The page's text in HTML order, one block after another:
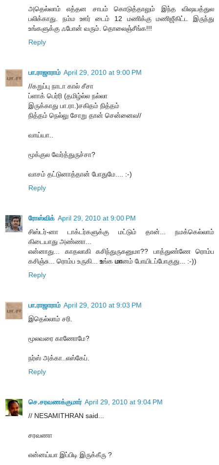
அதெல்லாம் எத்தன சாபம் கொடுத்தாலும் இந்த விஷயத்துல
பலிக்காது. நம்ம ஊர் டைம் 12 மணிக்கு மணிஜீகிட்ட இருந்து
உங்களுக்கு ஃபோன் வரும். தொலைஞ்சீங்க!!!
Reply
பா.ராஜாராம் April 29, 2010 at 9:00 PM
//கறுப்பு நாடா கால் சீசா
ப்ளாக் பெர்ரி (தமிழ்ல்ல நல்லா
இருக்காது பா.ரா.)சகிதம் நித்தம்
நித்தம் நெல்லு சோறு தான் சென்னைல//
வாய்யா..
மூக்குல வேர்த்துருச்சா?
வாசம் தட்டுனாத்தான் போதுமே.... :-)
Reply
ரோஸ்விக் April 29, 2010 at 9:00 PM
சிஸ்டர்-னா டாக்டர்களுக்கு மட்டும் தான்... நமக்கெல்லாம்
கிடையாது அண்ணா...
என்னாது... காதலாகி கசிந்துருகனுமா?? பாத்துண்ணே ரொம்ப
கசிஞ்சு... ரொம்ப உருகி... உங்க மானம் போயிடப்போகுது... :-))
Reply
பா.ராஜாராம் April 29, 2010 at 9:03 PM
இதெல்லாம் சரி.
மூலவரை காணோமே?
நர்ஸ் அக்கா..எஸ்கேப்.
Reply
செ.சரவணக்குமார் April 29, 2010 at 9:04 PM
// NESAMITHRAN said...
சரவணா
என்னய்யா இப்பிடி இருக்கீரு ?